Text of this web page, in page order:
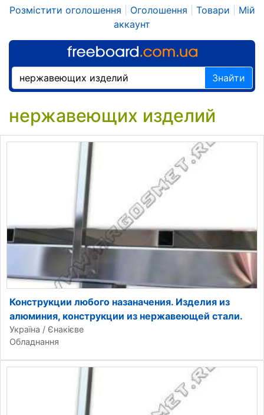
Розмістити оголошення Оголошення Товари
Мій
аккаунт
Знайти
нержавеющих изделий
Конструкции любого назаначения. Изделия из
алюминия, конструкции из нержавеющей стали.
Україна / Єнакієве
Обладнання